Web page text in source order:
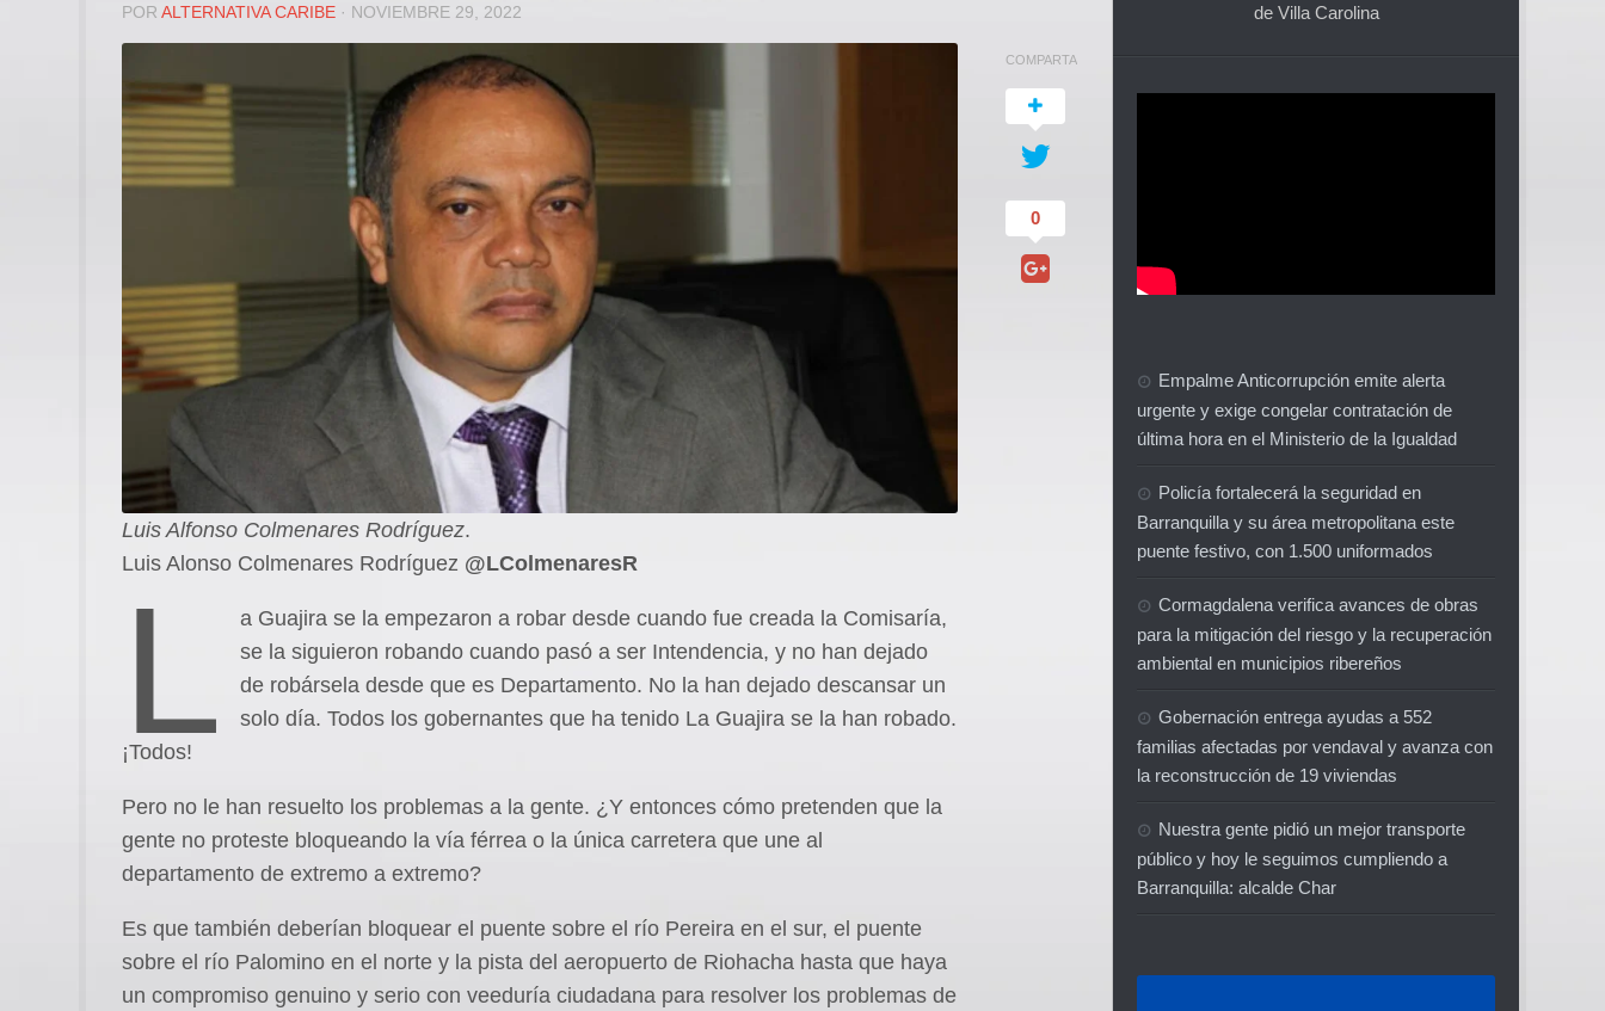
POR ALTERNATIVA CARIBE · NOVIEMBRE 29, 2022
Luis Alfonso Colmenares Rodríguez.
Luis Alonso Colmenares Rodríguez @LColmenaresR
L
a Guajira se la empezaron a robar desde cuando fue creada la Comisaría,
se la siguieron robando cuando pasó a ser Intendencia, y no han dejado
de robársela desde que es Departamento. No la han dejado descansar un
solo día. Todos los gobernantes que ha tenido La Guajira se la han robado.
¡Todos!
Pero no le han resuelto los problemas a la gente. ¿Y entonces cómo pretenden que la
gente no proteste bloqueando la vía férrea o la única carretera que une al
departamento de extremo a extremo?
Es que también deberían bloquear el puente sobre el río Pereira en el sur, el puente
sobre el río Palomino en el norte y la pista del aeropuerto de Riohacha hasta que haya
un compromiso genuino y serio con veeduría ciudadana para resolver los problemas de
COMPARTA
0
de Villa Carolina
Empalme Anticorrupción emite alerta
urgente y exige congelar contratación de
última hora en el Ministerio de la Igualdad
Policía fortalecerá la seguridad en
Barranquilla y su área metropolitana este
puente festivo, con 1.500 uniformados
Cormagdalena verifica avances de obras
para la mitigación del riesgo y la recuperación
ambiental en municipios ribereños
Gobernación entrega ayudas a 552
familias afectadas por vendaval y avanza con
la reconstrucción de 19 viviendas
Nuestra gente pidió un mejor transporte
público y hoy le seguimos cumpliendo a
Barranquilla: alcalde Char